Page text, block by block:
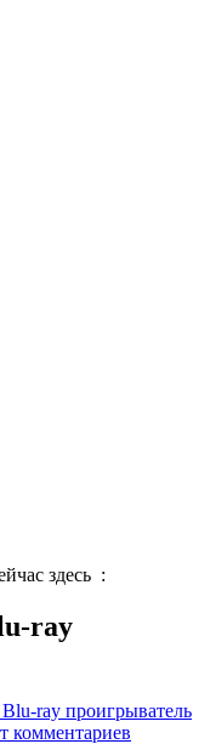
здесь :
ray
ray проигрыватель
комментариев